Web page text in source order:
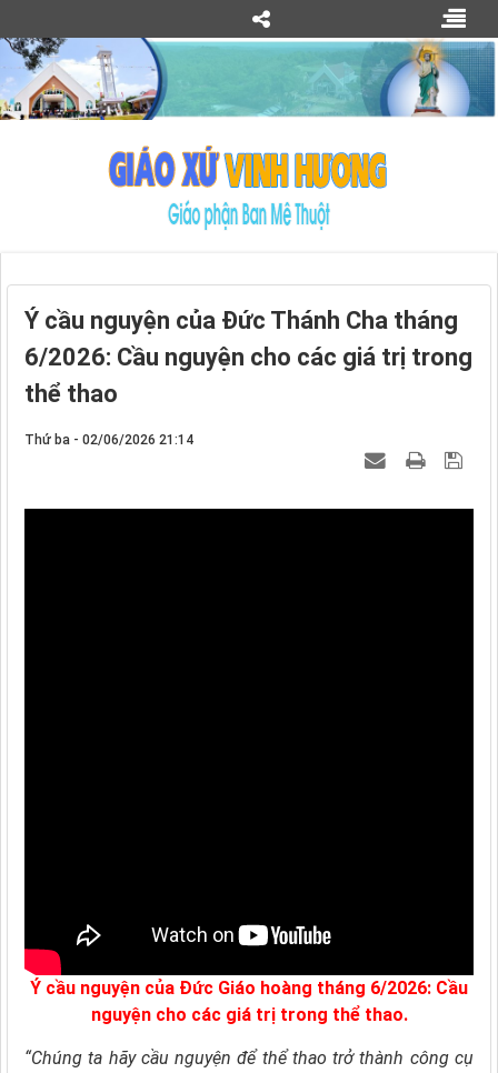
Ý cầu nguyện của Đức Thánh Cha tháng
6/2026: Cầu nguyện cho các giá trị trong
thể thao
Thứ ba - 02/06/2026 21:14
Ý cầu nguyện của Đức Giáo hoàng tháng 6/2026: Cầu
nguyện cho các giá trị trong thể thao.
“Chúng ta hãy cầu nguyện để thể thao trở thành công cụ